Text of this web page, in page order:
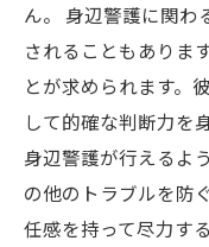
ん。 身辺警護に関わ
されることもありま
とが求められます。
して的確な判断力を
身辺警護が行えるよ
の他のトラブルを防
任感を持って尽力す